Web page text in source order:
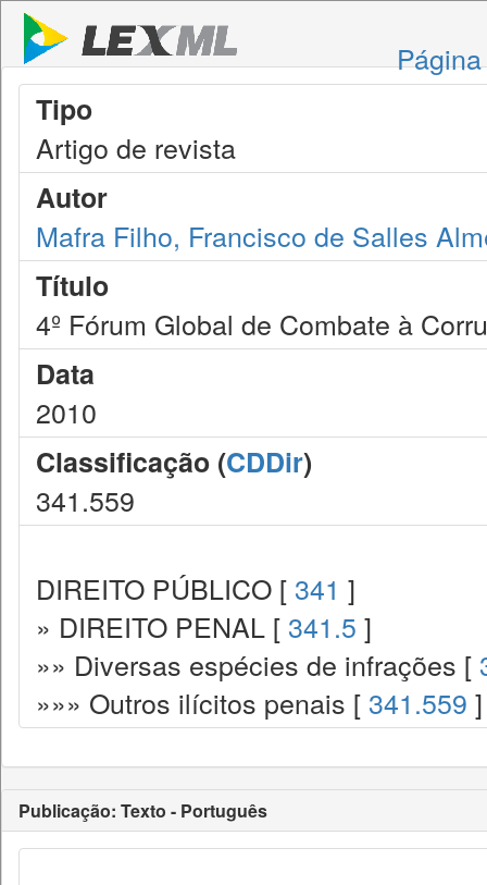
Tipo
Artigo de revista
Autor
Mafra Filho, Francisco de Salles
Título
4º Fórum Global de Combate à
Data
2010
Classificação (CDDir)
341.559
DIREITO PÚBLICO [ 341 ]
» DIREITO PENAL [ 341.5 ]
»» Diversas espécies de infrações [
»»» Outros ilícitos penais [ 341.559 ]
Publicação: Texto - Português